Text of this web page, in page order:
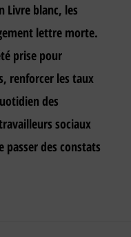
Livre blanc, les
lettre morte.
prise pour
renforcer les taux
des
sociaux
des constats